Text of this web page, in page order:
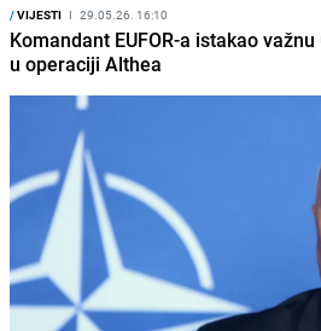
/VIJESTI I 29.05.26. 16:10
Komandant EUFOR-a istakao
u operaciji Althea